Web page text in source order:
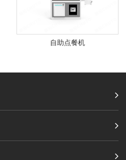
自助点餐机